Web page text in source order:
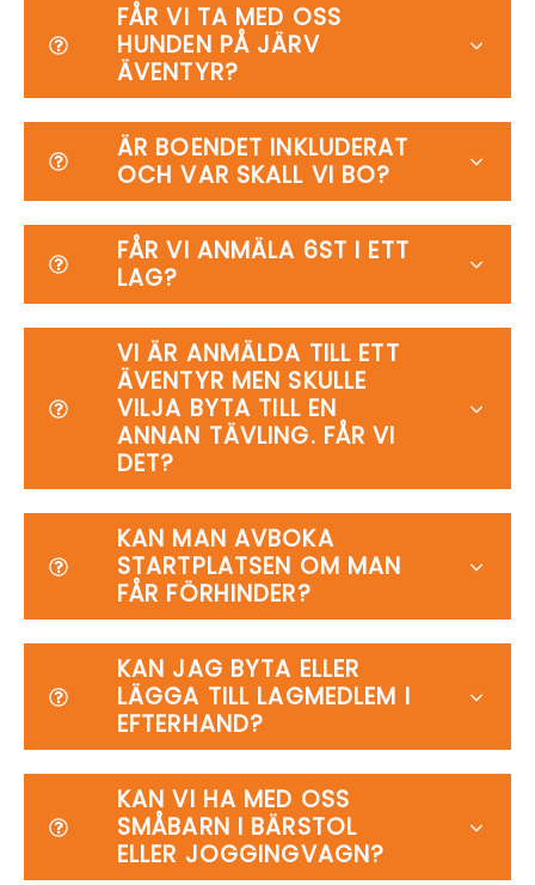
FÅR VI TA MED OSS
HUNDEN PÅ JÄRV
ÄVENTYR?
ÄR BOENDET INKLUDERAT
OCH VAR SKALL VI BO?
FÅR VI ANMÄLA 6ST I ETT
LAG?
VI ÄR ANMÄLDA TILL ETT
ÄVENTYR MEN SKULLE
VILJA BYTA TILL EN
ANNAN TÄVLING. FÅR VI
DET?
KAN MAN AVBOKA
STARTPLATSEN OM MAN
FÅR FÖRHINDER?
KAN JAG BYTA ELLER
LÄGGA TILL LAGMEDLEM I
EFTERHAND?
KAN VI HA MED OSS
SMÅBARN I BÄRSTOL
ELLER JOGGINGVAGN?